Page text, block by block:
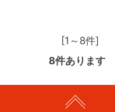
[1～8件]
8件あります